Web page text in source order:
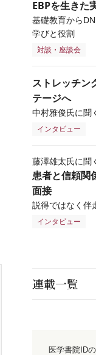
EBPを生きた
基礎教育から
学びと役割
対談・座談会
ストレッチン
テージへ
中村雅俊氏に聞
インタビュー
藤澤雄太氏に聞
患者と信頼関
面接
説得ではなく伴
インタビュー
連載一覧
医学書院ID